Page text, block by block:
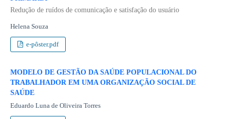
Redução de ruídos de comunicação e satisfação do usuário
Helena Souza
e-pôster.pdf
MODELO DE GESTÃO DA SAÚDE POPULACIONAL DO
TRABALHADOR EM UMA ORGANIZAÇÃO SOCIAL DE
SAÚDE
Eduardo Luna de Oliveira Torres